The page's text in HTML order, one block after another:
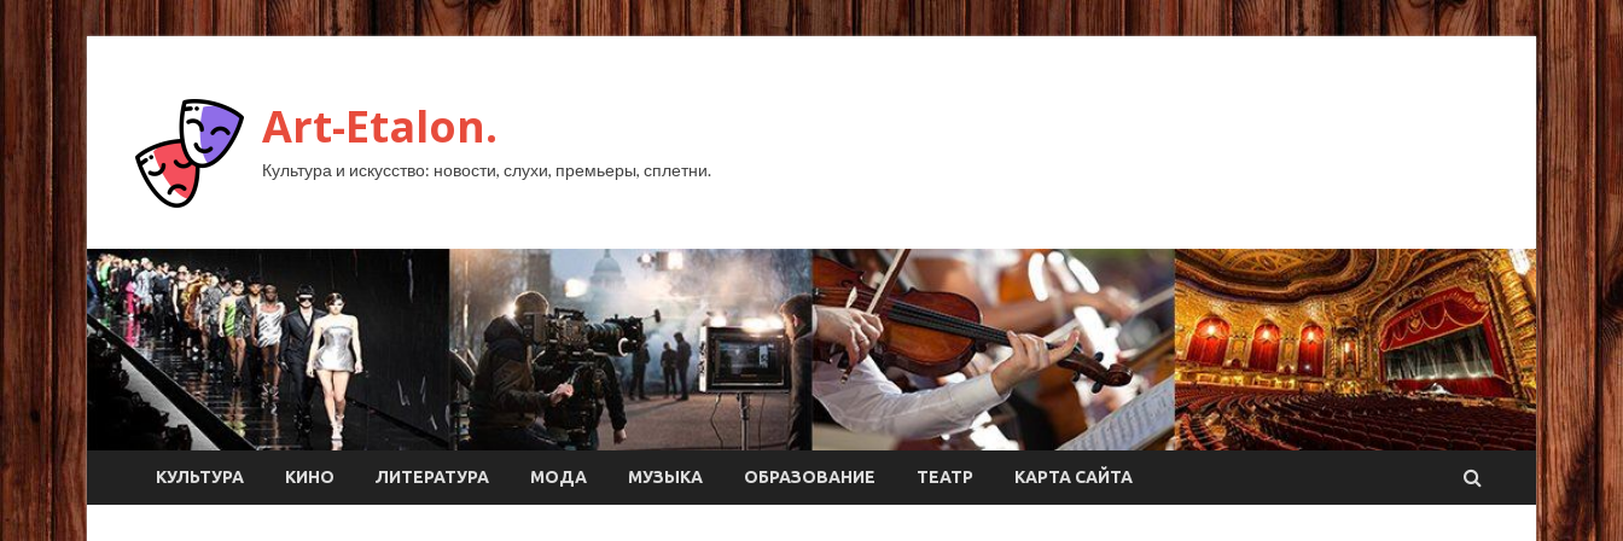
Art-Etalon.
Культура и искусство: новости, слухи, премьеры, сплетни.
КУЛЬТУРА КИНО ЛИТЕРАТУРА МОДА МУЗЫКА ОБРАЗОВАНИЕ ТЕАТР КАРТА САЙТА